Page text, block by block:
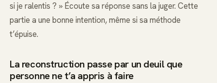
si je ralentis ? » Écoute sa réponse sans la juger. Cette
partie a une bonne intention, même si sa méthode
t’épuise.
La reconstruction passe par un deuil que
personne ne t’a appris à faire